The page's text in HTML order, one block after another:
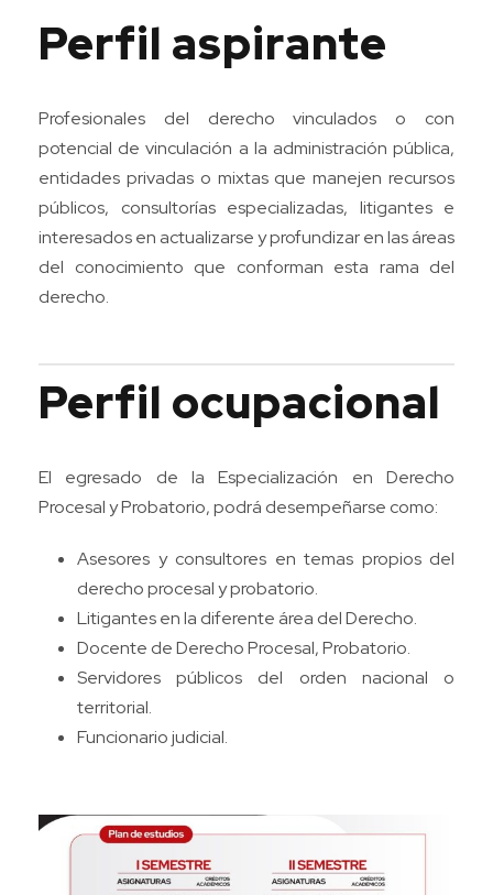
Perfil aspirante
Profesionales del derecho vinculados o con
potencial de vinculación a la administración pública,
entidades privadas o mixtas que manejen recursos
públicos, consultorías especializadas, litigantes e
interesados en actualizarse y profundizar en las áreas
del conocimiento que conforman esta rama del
derecho.
Perfil ocupacional
El egresado de la Especialización en Derecho
Procesal y Probatorio, podrá desempeñarse como:
Asesores y consultores en temas propios del
derecho procesal y probatorio.
Litigantes en la diferente área del Derecho.
Docente de Derecho Procesal, Probatorio.
Servidores públicos del orden nacional o
territorial.
Funcionario judicial.